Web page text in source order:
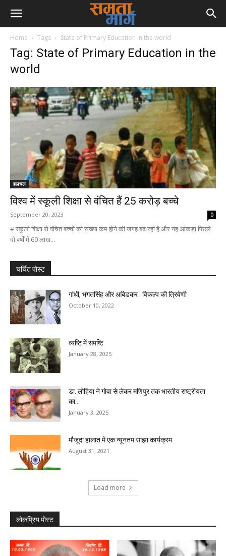
Home Tags State of Primary Education in the world
Tag: State of Primary Education in the
world
हलचल
विश्व में स्कूली शिक्षा से वंचित हैं 25 करोड़ बच्चे
September 20, 2023 0
# स्कूली शिक्षा से वंचित बच्चों की संख्या कम होने की जगह बढ़ रही है और यह आंकड़ा पिछले
दो वर्षों में 60 लाख...
चर्चित पोस्ट
गांधी, भगतसिंह और आंबेडकर : विकल्प की त्रिवेणी
October 10, 2022
व्यष्टि में समष्टि
January 28, 2025
डा. लोहिया ने गोवा से लेकर मणिपुर तक भारतीय राष्ट्रीयता
का...
January 3, 2025
मौजूदा हालात में एक न्यूनतम साझा कार्यक्रम
August 31, 2021
Load more
लोकप्रिय पोस्ट